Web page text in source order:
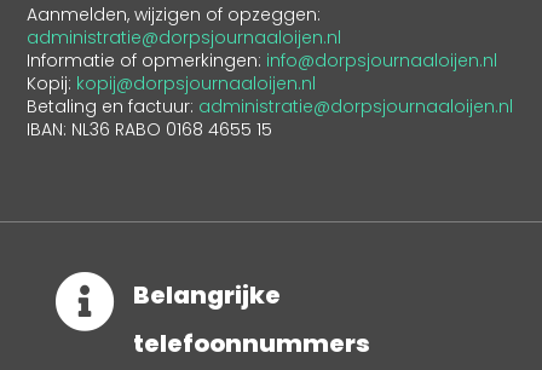
Aanmelden, wijzigen of opzeggen:
administratie@dorpsjournaaloijen.nl
Informatie of opmerkingen: info@dorpsjournaaloijen.nl
Kopij: kopij@dorpsjournaaloijen.nl
Betaling en factuur: administratie@dorpsjournaaloijen.nl
IBAN: NL36 RABO 0168 4655 15

Belangrijke
telefoonnummers